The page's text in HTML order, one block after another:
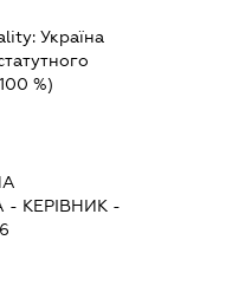
Україна
%)
- КЕРІВНИК -